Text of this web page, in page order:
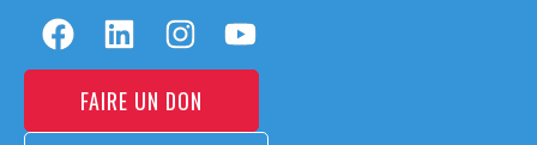
FAIRE UN DON